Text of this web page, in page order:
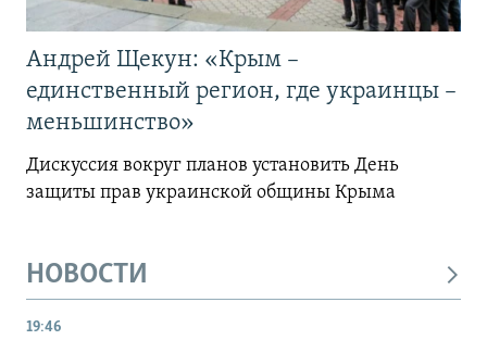
Андрей Щекун: «Крым –
единственный регион, где украинцы –
меньшинство»
Дискуссия вокруг планов установить День
защиты прав украинской общины Крыма
НОВОСТИ
19:46